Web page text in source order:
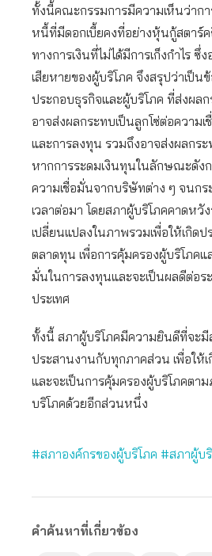
ทั้งนี้คณะกรรมการมีความเห็นว่าก
หนี้ที่มีดอกเบี้ยคงที่อย่างหุ้นกู้สตาร์
ทางการเงินที่ไม่ได้มีการเก็งกำไร ซึ่
เสียหายของผู้บริโภค จึงสรุปว่าเป็
ประกอบธุรกิจและผู้บริโภค ที่ส่งผล
อาจส่งผลกระทบเป็นลูกโซ่ต่อความ
และการลงทุน รวมถึงอาจส่งผลกระ
หากการระดมเงินทุนในลักษณะดัง
ความเชื่อมั่นจากบริษัทต่าง ๆ จนกร
เวลาต่อมา โดยสภาผู้บริโภคคาดหวัง
เปลี่ยนแปลงในภาพรวมเพื่อให้เกิด
ตลาดทุน เพื่อการคุ้มครองผู้บริโภคแ
มั่นในการลงทุนและจะเป็นผลดีต่อร
ประเทศ
ทั้งนี้ สภาผู้บริโภคมีความยินดีที่จะมี
ประสานงานกับทุกภาคส่วน เพื่อให้
และจะเป็นการคุ้มครองผู้บริโภคตา
บริโภคด้วยอีกส่วนหนึ่ง
#สภาองค์กรของผู้บริโภค #สภาผู้บ
คำค้นหาที่เกี่ยวข้อง